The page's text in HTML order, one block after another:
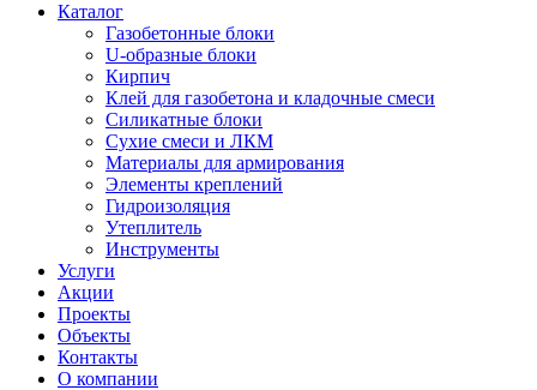
Каталог
Газобетонные блоки
U-образные блоки
Кирпич
Клей для газобетона и кладочные смеси
Силикатные блоки
Сухие смеси и ЛКМ
Материалы для армирования
Элементы креплений
Гидроизоляция
Утеплитель
Инструменты
Услуги
Акции
Проекты
Объекты
Контакты
О компании